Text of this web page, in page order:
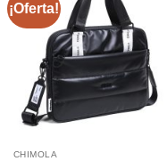
¡Oferta!
CHIMOLA